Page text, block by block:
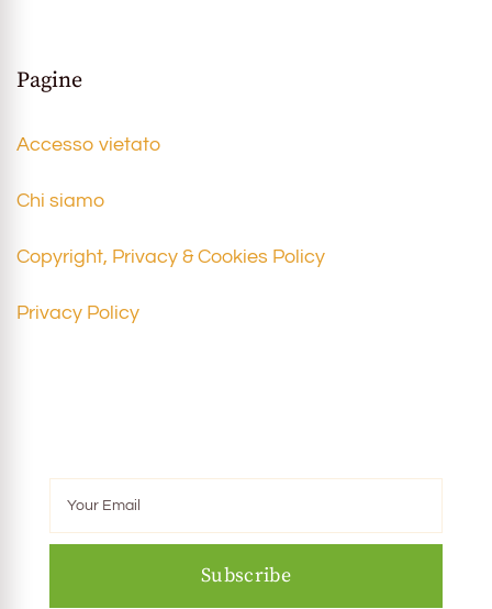
Pagine
Accesso vietato
Chi siamo
Copyright, Privacy & Cookies Policy
Privacy Policy